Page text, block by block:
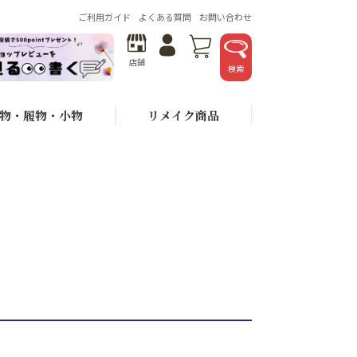
ご利用ガイド よくある質問 お問い合わせ
店舗
検索
・履物・小物 リメイク商品